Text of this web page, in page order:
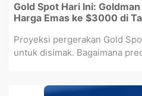
Gold Spot Hari Ini:
Harga Emas ke $3000 di
Proyeksi pergerakan Gold
untuk disimak. Bagaimana